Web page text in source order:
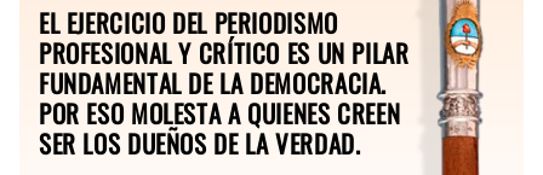
EL EJERCICIO DEL PERIODISMO
PROFESIONAL Y CRÍTICO ES UN PILAR
FUNDAMENTAL DE LA DEMOCRACIA.
POR ESO MOLESTA A QUIENES CREEN
SER LOS DUEÑOS DE LA VERDAD.